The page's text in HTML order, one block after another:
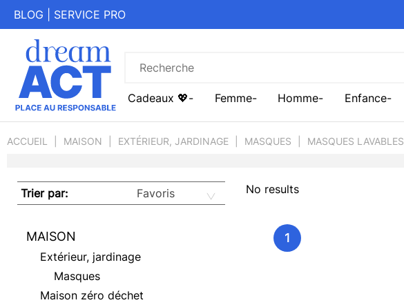
BLOG SERVICE PRO
Cadeaux 💖 Femme Homme Enfance
ACCUEIL MAISON EXTÉRIEUR, JARDINAGE MASQUES MASQUES LAVABLES
Trier par:
MAISON
Extérieur, jardinage
Masques
Maison zéro déchet
No results
1